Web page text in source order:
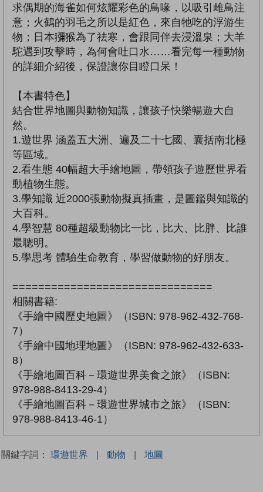
求偶期的海雀如何炫耀彩色的鳥喙，以吸引雌鳥注
意；火鶴的羽毛之所以是紅色，來自牠吃的浮游生
物；日本獼猴為了祛寒，會跟同伴去浸溫泉；大羊
駝遇到攻擊時，為何會吐口水……看完每一種動物
的詳細介紹後，保證讓你目瞪口呆！
【本書特色】
結合世界地圖與動物知識，讓孩子快樂暢遊大自
然。
1.遊世界 涵蓋五大洲、遍及二十七國、囊括南北極
等區域。
2.看生態 40幅超大手繪地圖，帶領孩子遊歷世界看
動植物生態。
3.學知識 近2000張動物擬真插畫，是圖鑑與知識的
大百科。
4.學智慧 80種超級動物比一比，比大、比胖、比誰
最聰明。
5.學思考 體驗生命教育，學習做動物的好朋友。
===============================
相關書籍:
《手繪中國歷史地圖》（ISBN: 978-962-432-768-
7）
《手繪中國地理地圖》（ISBN: 978-962-432-633-
8）
《手繪地圖百科－環遊世界美食之旅》（ISBN:
978-988-8413-29-4）
《手繪地圖百科－環遊世界城市之旅》（ISBN:
978-988-8413-46-1）
關鍵字詞： 環遊世界 | 動物 | 地圖